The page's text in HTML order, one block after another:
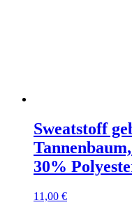
Sweatstoff
30%
11,00 €